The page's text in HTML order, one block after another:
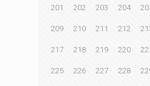
201 202 203 204
209 210 211 212
217 218 219 220
225 226 227 228